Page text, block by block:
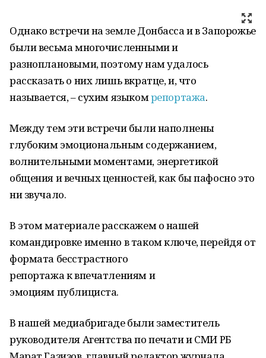
Однако встречи на земле Донбасса и в Запорожье
были весьма многочисленными и
разноплановыми, поэтому нам удалось
рассказать о них лишь вкратце, и, что
называется, – сухим языкомрепортажа.
Между тем эти встречи были наполнены
глубоким эмоциональным содержанием,
волнительными моментами, энергетикой
общения и вечных ценностей, как бы пафосно это
ни звучало.
В этом материале расскажем о нашей
командировке именно в таком ключе, перейдя от
формата бесстрастного
репортажа к впечатлениям и
эмоциям публициста.
В нашей медиабригаде были заместитель
руководителя Агентства по печати и СМИ РБ